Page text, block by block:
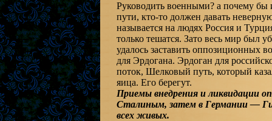
Руководить военными? а почему бы
пути, кто-то должен давать
называется на людях Россия и
только тешатся. Зато весь мир был
удалось заставить оппозиционных
для Эрдогана. Эрдоган для
поток, Шелковый путь, который
яица. Его берегут.
Приемы внедрения и ликвидации
Сталиным, затем в Германии —
всех живых.